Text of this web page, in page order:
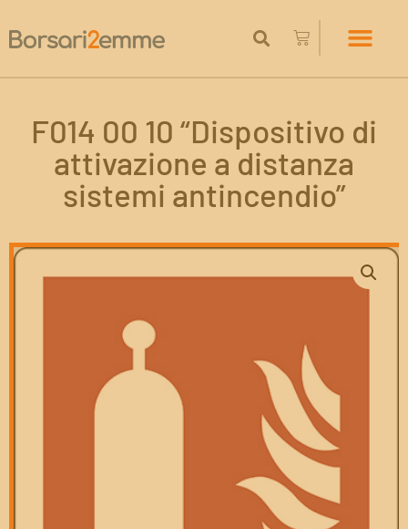
F014 00 10 “Dispositivo di
attivazione a distanza
sistemi antincendio”